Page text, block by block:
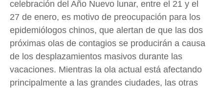
celebración del Año Nuevo lunar, entre el 21 y el
27 de enero, es motivo de preocupación para los
epidemiólogos chinos, que alertan de que las dos
próximas olas de contagios se producirán a causa
de los desplazamientos masivos durante las
vacaciones. Mientras la ola actual está afectando
principalmente a las grandes ciudades, las otras